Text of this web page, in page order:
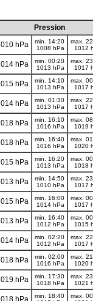
Pression
hPa
min. 14:20
1008 hPa
max.
1012
hPa
min. 00:20
1013 hPa
max.
1017
hPa
min. 14:10
1013 hPa
max.
1017
hPa
min. 01:30
1013 hPa
max.
1017
hPa
min. 16:10
1016 hPa
max.
1019
hPa
min. 16:40
1016 hPa
max.
1020
hPa
min. 16:20
1013 hPa
max.
1018
hPa
min. 14:50
1010 hPa
max.
1017
hPa
min. 16:00
1014 hPa
max.
1017
hPa
min. 16:40
1012 hPa
max.
1015
hPa
min. 02:20
1012 hPa
max.
1017
hPa
min. 02:00
1016 hPa
max.
1020
hPa
min. 17:30
1018 hPa
max.
1021
hPa
min. 18:40
max.